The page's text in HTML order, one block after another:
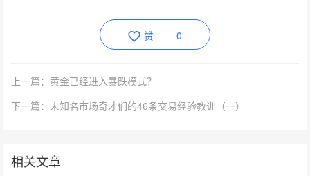
赞 0
上一篇：黄金已经进入暴跌模式？
下一篇：未知名市场奇才们的46条交易经验教训（一）
相关文章